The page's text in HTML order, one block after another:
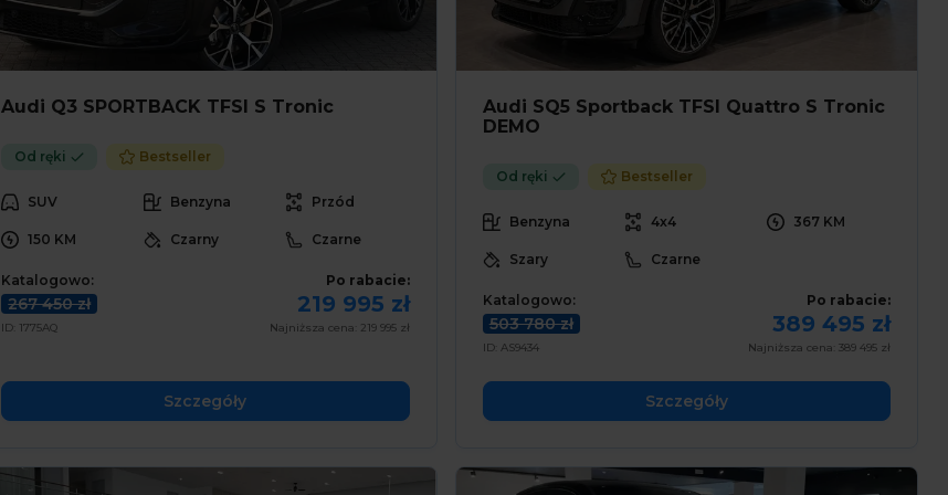
Audi Q3 SPORTBACK TFSI S Tronic
Od ręki Bestseller
SUV Benzyna Przód
150 KM Czarny Czarne
Katalogowo:
267 450 zł
Po rabacie:
219 995 zł
ID: 1775AQ Najniższa cena: 219 995 zł
Szczegóły
Audi SQ5 Sportback TFSI Quattro S Tronic
DEMO
Od ręki Bestseller
Benzyna 4x4 367 KM
Szary Czarne
Katalogowo:
503 780 zł
Po rabacie:
389 495 zł
ID: AS9434 Najniższa cena: 389 495 zł
Szczegóły